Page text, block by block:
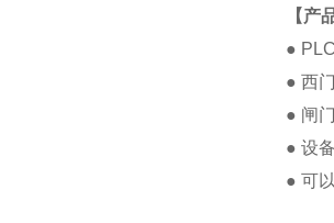
【产
●
● 西
● 闸
● 设
● 可